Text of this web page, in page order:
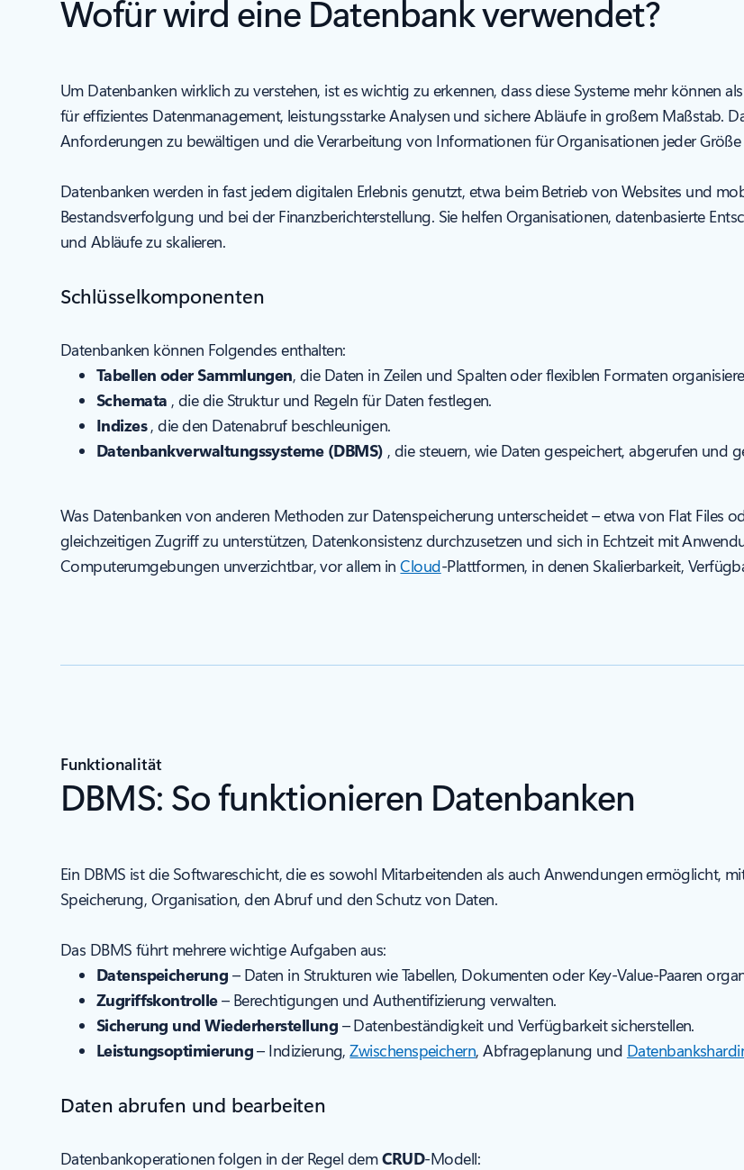
Wofür wird eine Datenbank verwendet?
Um Datenbanken wirklich zu verstehen, ist es wichtig zu erkennen, dass diese Systeme mehr können
für effizientes Datenmanagement, leistungsstarke Analysen und sichere Abläufe in großem Maßstab.
Anforderungen zu bewältigen und die Verarbeitung von Informationen für Organisationen jeder Größe
Datenbanken werden in fast jedem digitalen Erlebnis genutzt, etwa beim Betrieb von Websites und
Bestandsverfolgung und bei der Finanzberichterstellung. Sie helfen Organisationen, datenbasierte
und Abläufe zu skalieren.
Schlüsselkomponenten
Datenbanken können Folgendes enthalten:
Tabellen oder Sammlungen, die Daten in Zeilen und Spalten oder flexiblen Formaten
Schemata , die die Struktur und Regeln für Daten festlegen.
Indizes, die den Datenabruf beschleunigen.
Datenbankverwaltungssysteme (DBMS) , die steuern, wie Daten gespeichert, abgerufen und
Was Datenbanken von anderen Methoden zur Datenspeicherung unterscheidet – etwa von Flat Files
gleichzeitigen Zugriff zu unterstützen, Datenkonsistenz durchzusetzen und sich in Echtzeit mit
Computerumgebungen unverzichtbar, vor allem inCloud-Plattformen, in denen Skalierbarkeit,
Funktionalität
DBMS: So funktionieren Datenbanken
Ein DBMS ist die Softwareschicht, die es sowohl Mitarbeitenden als auch Anwendungen ermöglicht,
Speicherung, Organisation, den Abruf und den Schutz von Daten.
Das DBMS führt mehrere wichtige Aufgaben aus:
Datenspeicherung – Daten in Strukturen wie Tabellen, Dokumenten oder Key-Value-Paaren
Zugriffskontrolle– Berechtigungen und Authentifizierung verwalten.
Sicherung und Wiederherstellung – Datenbeständigkeit und Verfügbarkeit sicherstellen.
Leistungsoptimierung– Indizierung,Zwischenspeichern, Abfrageplanung und
Daten abrufen und bearbeiten
Datenbankoperationen folgen in der Regel demCRUD-Modell: